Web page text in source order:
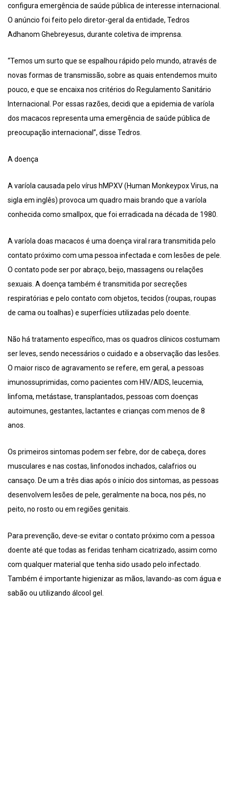
configura emergência de saúde pública de interesse internacional.
O anúncio foi feito pelo diretor-geral da entidade, Tedros
Adhanom Ghebreyesus, durante coletiva de imprensa.
“Temos um surto que se espalhou rápido pelo mundo, através de
novas formas de transmissão, sobre as quais entendemos muito
pouco, e que se encaixa nos critérios do Regulamento Sanitário
Internacional. Por essas razões, decidi que a epidemia de varíola
dos macacos representa uma emergência de saúde pública de
preocupação internacional”, disse Tedros.
A doença
A varíola causada pelo vírus hMPXV (Human Monkeypox Virus, na
sigla em inglês) provoca um quadro mais brando que a varíola
conhecida como smallpox, que foi erradicada na década de 1980.
A varíola doas macacos é uma doença viral rara transmitida pelo
contato próximo com uma pessoa infectada e com lesões de pele.
O contato pode ser por abraço, beijo, massagens ou relações
sexuais. A doença também é transmitida por secreções
respiratórias e pelo contato com objetos, tecidos (roupas, roupas
de cama ou toalhas) e superfícies utilizadas pelo doente.
Não há tratamento específico, mas os quadros clínicos costumam
ser leves, sendo necessários o cuidado e a observação das lesões.
O maior risco de agravamento se refere, em geral, a pessoas
imunossuprimidas, como pacientes com HIV/AIDS, leucemia,
linfoma, metástase, transplantados, pessoas com doenças
autoimunes, gestantes, lactantes e crianças com menos de 8
anos.
Os primeiros sintomas podem ser febre, dor de cabeça, dores
musculares e nas costas, linfonodos inchados, calafrios ou
cansaço. De um a três dias após o início dos sintomas, as pessoas
desenvolvem lesões de pele, geralmente na boca, nos pés, no
peito, no rosto ou em regiões genitais.
Para prevenção, deve-se evitar o contato próximo com a pessoa
doente até que todas as feridas tenham cicatrizado, assim como
com qualquer material que tenha sido usado pelo infectado.
Também é importante higienizar as mãos, lavando-as com água e
sabão ou utilizando álcool gel.